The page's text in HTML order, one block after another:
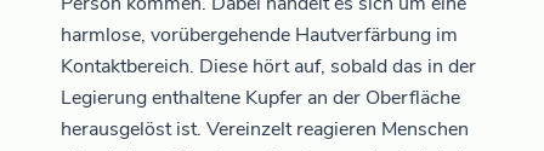
Person kommen. Dabei handelt es sich um eine
harmlose, vorübergehende Hautverfärbung im
Kontaktbereich. Diese hört auf, sobald das in der
Legierung enthaltene Kupfer an der Oberfläche
herausgelöst ist. Vereinzelt reagieren Menschen